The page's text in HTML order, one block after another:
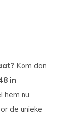
Kom dan
in
hem nu
de unieke